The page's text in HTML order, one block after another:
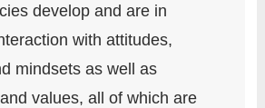
develop and are in
with attitudes,
mindsets as well as
values, all of which are